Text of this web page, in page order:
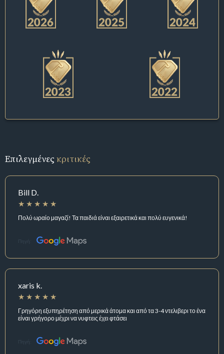
Επιλεγμένεςκριτικές
Bill D.
Πολύ ωραίο μαγαζί! Τα παιδιά είναι εξαιρετικά και πολύ ευγενικά!
Πηγή:
xaris k.
Γρηγόρη εξυπηρέτηση από μερικά άτομα και από τα 3-4 ντελιβερι το ένα
είναι γρήγορο μέχρι να νυφτεις έχει φτάσει
Πηγή: